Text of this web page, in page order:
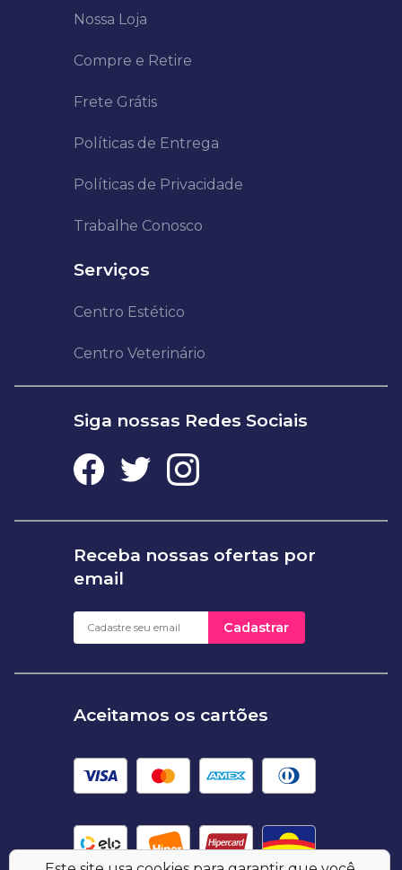
Nossa Loja
Compre e Retire
Frete Grátis
Políticas de Entrega
Políticas de Privacidade
Trabalhe Conosco
Serviços
Centro Estético
Centro Veterinário
Siga nossas Redes Sociais
Receba nossas ofertas por
email
Cadastrar
Aceitamos os cartões